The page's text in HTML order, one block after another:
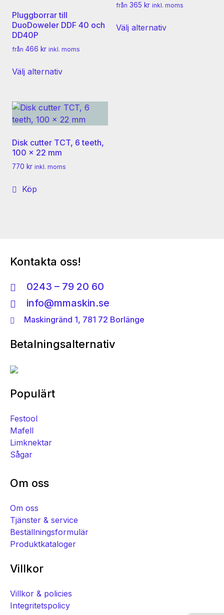
på
Pluggborrar till
DuoDoweler DDF 40 och
DD40P
från 466 kr inkl. moms
Välj alternativ
har
flera
varianter.
olika
kan
från 365 kr inkl. moms
Välj alternativ
Disk cutter TCT, 6 teeth,
100 x 22 mm
770 kr inkl. moms
Köp
Kontakta oss!
0243 – 79 20 60
info@mmaskin.se
Maskingränd 1, 781 72 Borlänge
Betalningsalternativ
Populärt
Festool
Mafell
Limknektar
Sågar
Om oss
Om oss
Tjänster & service
Beställningsformulär
Produktkataloger
Villkor
Villkor & policies
Integritetspolicy